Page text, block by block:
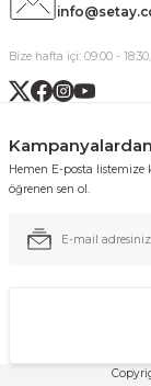
Bize hafta içi: 09:00 -
Hemen E-posta
öğrenen sen ol.